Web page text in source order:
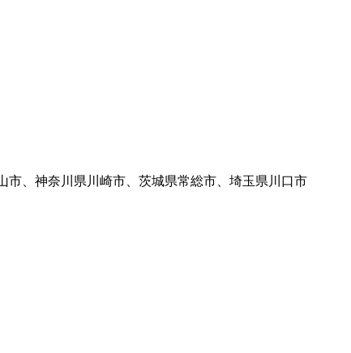
、神奈川県川崎市、茨城県常総市、埼玉県川口市